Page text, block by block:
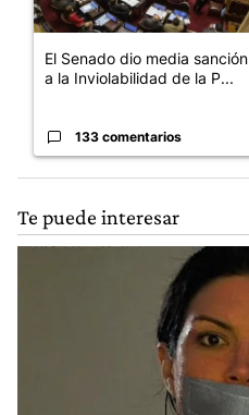
El Senado dio media sanción
a la Inviolabilidad de la P...
133 comentarios